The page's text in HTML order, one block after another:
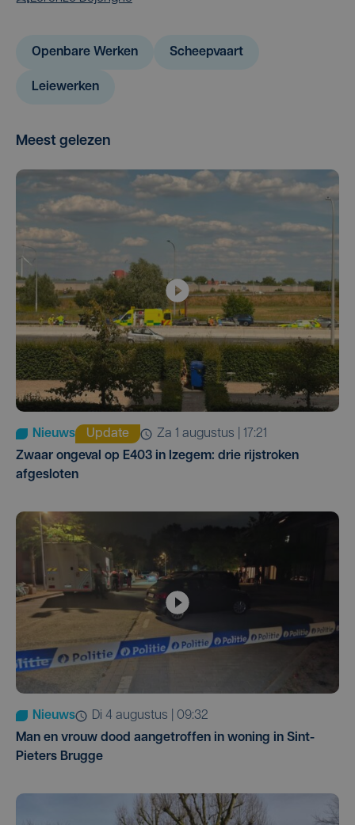
Openbare Werken Scheepvaart
Leiewerken
Meest gelezen
Nieuws Update
za 1 augustus | 17:21
Zwaar ongeval op E403 in Izegem: drie rijstroken
afgesloten
Nieuws
di 4 augustus | 09:32
Man en vrouw dood aangetroffen in woning in Sint-
Pieters Brugge